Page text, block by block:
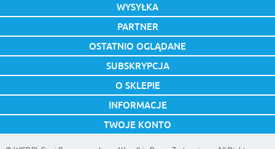
WYSYŁKA
PARTNER
OSTATNIO OGLĄDANE
SUBSKRYPCJA
O SKLEPIE
INFORMACJE
TWOJE KONTO